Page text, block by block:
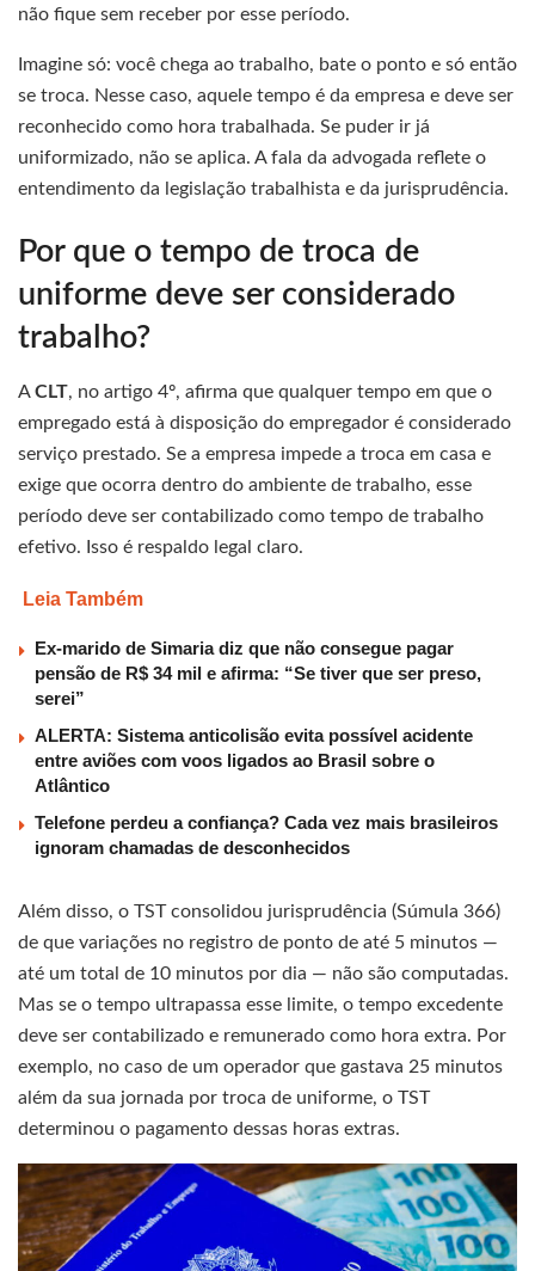
não fique sem receber por esse período.
Imagine só: você chega ao trabalho, bate o ponto e só então
se troca. Nesse caso, aquele tempo é da empresa e deve ser
reconhecido como hora trabalhada. Se puder ir já
uniformizado, não se aplica. A fala da advogada reflete o
entendimento da legislação trabalhista e da jurisprudência.
Por que o tempo de troca de
uniforme deve ser considerado
trabalho?
ACLT, no artigo 4º, afirma que qualquer tempo em que o
empregado está à disposição do empregador é considerado
serviço prestado. Se a empresa impede a troca em casa e
exige que ocorra dentro do ambiente de trabalho, esse
período deve ser contabilizado como tempo de trabalho
efetivo. Isso é respaldo legal claro.
Leia Também
Ex-marido de Simaria diz que não consegue pagar
pensão de R$ 34 mil e afirma: “Se tiver que ser preso,
serei”
ALERTA: Sistema anticolisão evita possível acidente
entre aviões com voos ligados ao Brasil sobre o
Atlântico
Telefone perdeu a confiança? Cada vez mais brasileiros
ignoram chamadas de desconhecidos
Além disso, o TST consolidou jurisprudência (Súmula 366)
de que variações no registro de ponto de até 5 minutos —
até um total de 10 minutos por dia — não são computadas.
Mas se o tempo ultrapassa esse limite, o tempo excedente
deve ser contabilizado e remunerado como hora extra. Por
exemplo, no caso de um operador que gastava 25 minutos
além da sua jornada por troca de uniforme, o TST
determinou o pagamento dessas horas extras.